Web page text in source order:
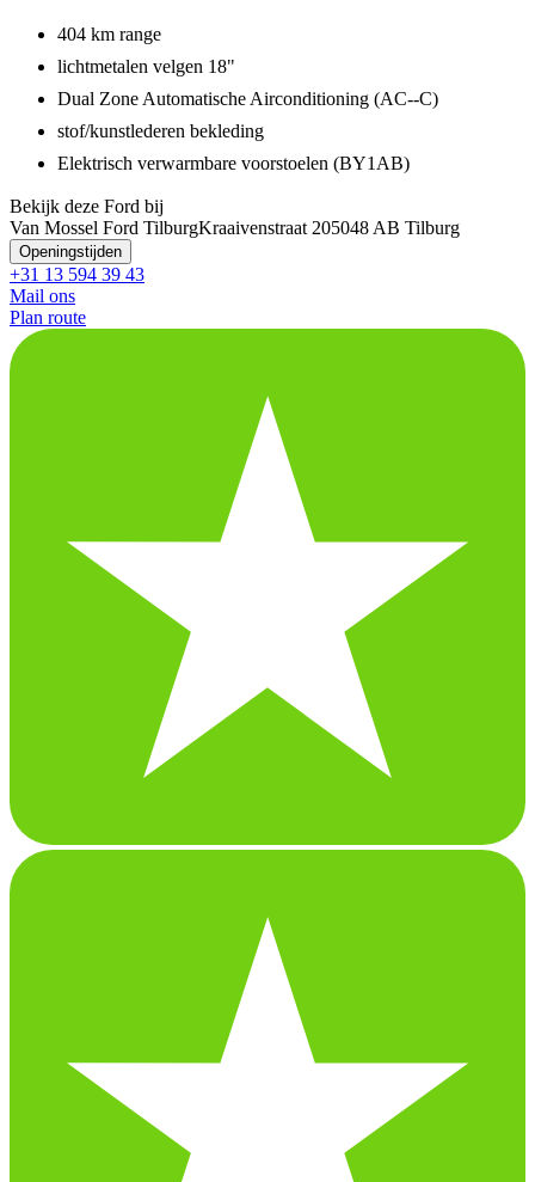
404 km range
lichtmetalen velgen 18"
Dual Zone Automatische Airconditioning (AC--C)
stof/kunstlederen bekleding
Elektrisch verwarmbare voorstoelen (BY1AB)
Bekijk deze Ford bij
Van Mossel Ford TilburgKraaivenstraat 205048 AB Tilburg
Openingstijden
+31 13 594 39 43
Mail ons
Plan route